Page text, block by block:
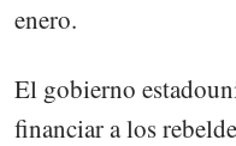
enero.
El gobierno
financiar a los